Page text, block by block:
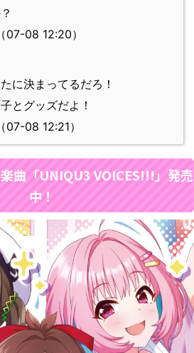
07-08 12:20）
に決まってるだろ！
とグッズだよ！
08 12:21）
曲「UNIQU3 VOICES!!!」発売
中！